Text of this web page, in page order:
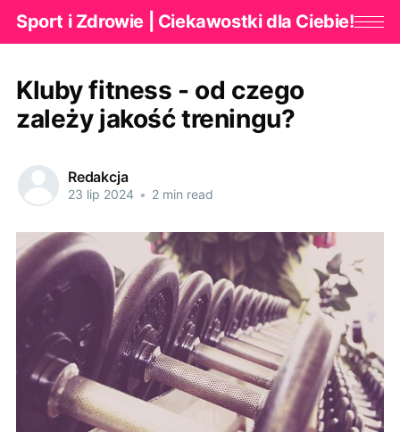
Sport i Zdrowie | Ciekawostki dla Ciebie!
Kluby fitness - od czego
zależy jakość treningu?
Redakcja
23 lip 2024 • 2 min read